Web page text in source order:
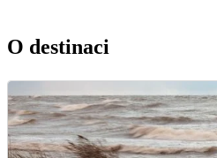
O destinaci